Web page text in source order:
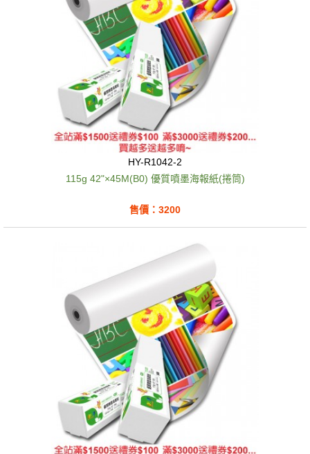
HY-R1042-2
115g 42"×45M(B0) 優質噴墨海報紙(捲筒)
售價：3200